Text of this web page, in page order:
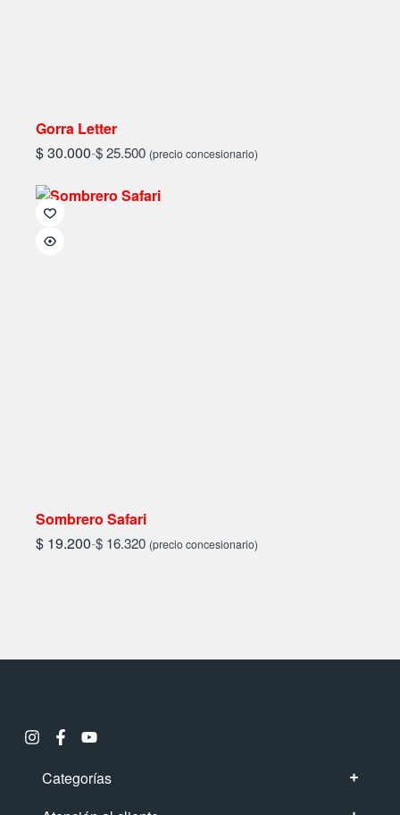
Gorra Letter
$30.000-$25.500 (precio concesionario)
Sombrero Safari
$ 19.200-$ 16.320 (precio concesionario)
Categorías